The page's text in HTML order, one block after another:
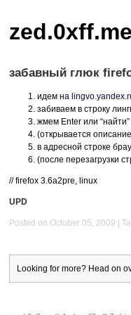
zed.0xff.me
забавный глюк
идем на
забиваем в строку
жмем Enter или “найти”
(открывается
в адресной строке
(после перезагрузки
// firefox 3.6a2pre, linux
UPD
Posted on October 05, 2009
Looking for more? Head on